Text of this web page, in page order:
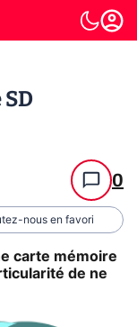
0
nous en favori
carte mémoire
de ne